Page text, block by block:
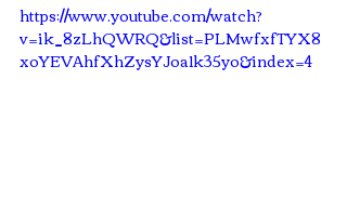
https://www.youtube.com/watch?
v=ik_8zLhQWRQ&list=PLMwfxfTYX8
xoYEVAhfXhZysYJoa1k35yo&index=4